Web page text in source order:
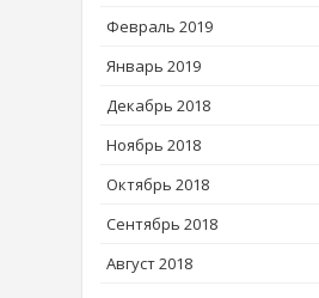
Февраль 2019
Январь 2019
Декабрь 2018
Ноябрь 2018
Октябрь 2018
Сентябрь 2018
Август 2018